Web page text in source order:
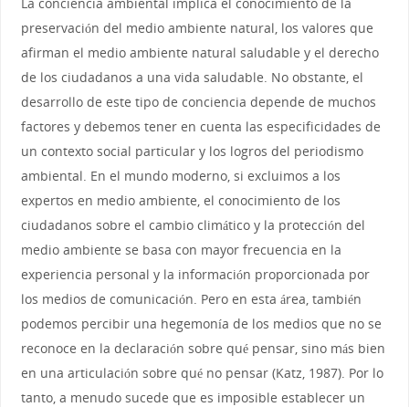
preservación del medio ambiente natural, los valores que
afirman el medio ambiente natural saludable y el derecho
de los ciudadanos a una vida saludable. No obstante, el
desarrollo de este tipo de conciencia depende de muchos
factores y debemos tener en cuenta las especificidades de
un contexto social particular y los logros del periodismo
ambiental. En el mundo moderno, si excluimos a los
expertos en medio ambiente, el conocimiento de los
ciudadanos sobre el cambio climático y la protección del
medio ambiente se basa con mayor frecuencia en la
experiencia personal y la información proporcionada por
los medios de comunicación. Pero en esta área, también
podemos percibir una hegemonía de los medios que no se
reconoce en la declaración sobre qué pensar, sino más bien
en una articulación sobre qué no pensar (Katz, 1987). Por lo
tanto, a menudo sucede que es imposible establecer un